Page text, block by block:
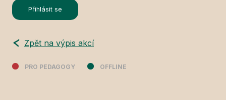
Přihlásit se
Zpět na výpis akcí
PRO PEDAGOGY OFFLINE